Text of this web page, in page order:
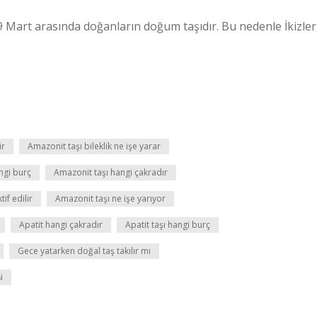
arasında doğanların doğum taşıdır. Bu nedenle
Amazonit taşı bileklik ne işe yarar
burç Amazonit taşı hangi çakradır
edilir Amazonit taşı ne işe yarıyor
Apatit hangi çakradır Apatit taşı hangi burç
Gece yatarken doğal taş takılır mı